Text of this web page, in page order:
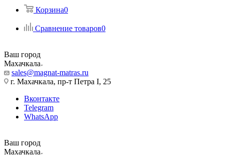
Корзина0
Сравнение товаров0
Ваш город
Махачкала
sales@magnat-matras.ru
г. Махачкала, пр-т Петра I, 25
Вконтакте
Telegram
WhatsApp
Ваш город
Махачкала